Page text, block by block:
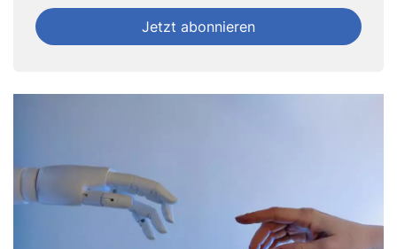
fill
this
Mailadresse:
Jetzt abonnieren